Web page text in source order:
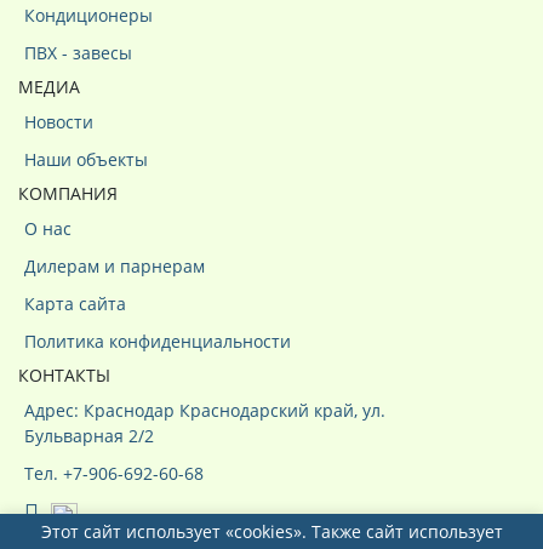
Кондиционеры
ПВХ - завесы
МЕДИА
Новости
Наши объекты
КОМПАНИЯ
О нас
Дилерам и парнерам
Карта сайта
Политика конфиденциальности
КОНТАКТЫ
Адрес: Краснодар Краснодарский край, ул.
Бульварная 2/2
Тел. +7-906-692-60-68
Этот сайт использует «cookies». Также сайт использует